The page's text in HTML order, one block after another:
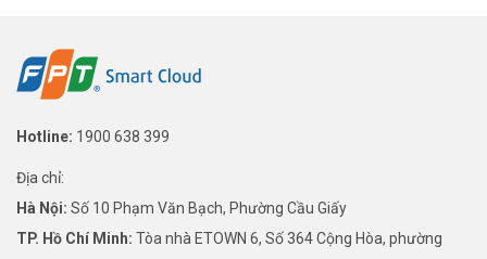
Hotline: 1900 638 399
Địa chỉ:
Hà Nội: Số 10 Phạm Văn Bạch, Phường Cầu Giấy
TP. Hồ Chí Minh: Tòa nhà ETOWN 6, Số 364 Cộng Hòa, phường